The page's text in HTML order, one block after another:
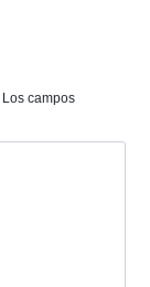
Los campos